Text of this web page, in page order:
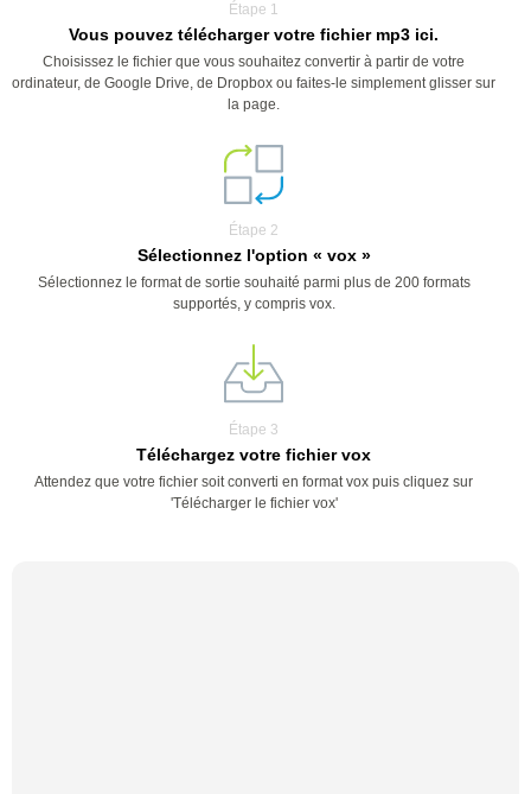
Étape 1
Vous pouvez télécharger votre fichier mp3 ici.
Choisissez le fichier que vous souhaitez convertir à partir de votre
ordinateur, de Google Drive, de Dropbox ou faites-le simplement glisser sur
la page.
Étape 2
Sélectionnez l'option « vox »
Sélectionnez le format de sortie souhaité parmi plus de 200 formats
supportés, y compris vox.
Étape 3
Téléchargez votre fichier vox
Attendez que votre fichier soit converti en format vox puis cliquez sur
'Télécharger le fichier vox'